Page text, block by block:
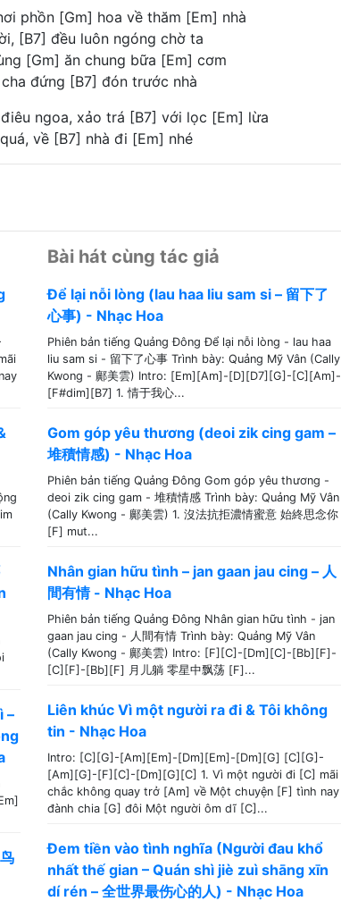
phồn [Gm] hoa về thăm [Em] nhà
[B7] đều luôn ngóng chờ ta
[Gm] ăn chung bữa [Em] cơm
đứng [B7] đón trước nhà
ngoa, xảo trá [B7] với lọc [Em] lừa
về [B7] nhà đi [Em] nhé
–
Bài hát cùng tác giả
Để lại nỗi lòng (lau haa liu sam si – 留下了
心事) - Nhạc Hoa
Phiên bản tiếng Quảng Đông Để lại nỗi lòng - lau haa
liu sam si - 留下了心事 Trình bày: Quảng Mỹ Vân (Cally
Kwong - 鄺美雲) Intro: [Em][Am]-[D][D7][G]-[C][Am]-
[F#dim][B7] 1. 情于我心...
Gom góp yêu thương (deoi zik cing gam –
堆積情感) - Nhạc Hoa
Phiên bản tiếng Quảng Đông Gom góp yêu thương -
deoi zik cing gam - 堆積情感 Trình bày: Quảng Mỹ Vân
(Cally Kwong - 鄺美雲) 1. 沒法抗拒濃情蜜意 始終思念你
[F] mut...
Nhân gian hữu tình – jan gaan jau cing – 人
間有情 - Nhạc Hoa
Phiên bản tiếng Quảng Đông Nhân gian hữu tình - jan
gaan jau cing - 人間有情 Trình bày: Quảng Mỹ Vân
(Cally Kwong - 鄺美雲) Intro: [F][C]-[Dm][C]-[Bb][F]-
[C][F]-[Bb][F] 月儿躺 零星中飘荡 [F]...
Liên khúc Vì một người ra đi & Tôi không
tin - Nhạc Hoa
Intro: [C][G]-[Am][Em]-[Dm][Em]-[Dm][G] [C][G]-
[Am][G]-[F][C]-[Dm][G][C] 1. Vì một người đi [C] mãi
chắc không quay trở [Am] về Một chuyện [F] tình nay
đành chia [G] đôi Một người ôm dĩ [C]...
Đem tiền vào tình nghĩa (Người đau khổ
nhất thế gian – Quán shì jiè zuì shāng xīn
dí rén – 全世界最伤心的人) - Nhạc Hoa